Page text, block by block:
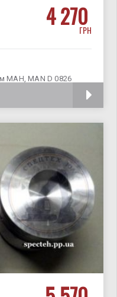
4 270
ГРН
МАН, MAN D 0826